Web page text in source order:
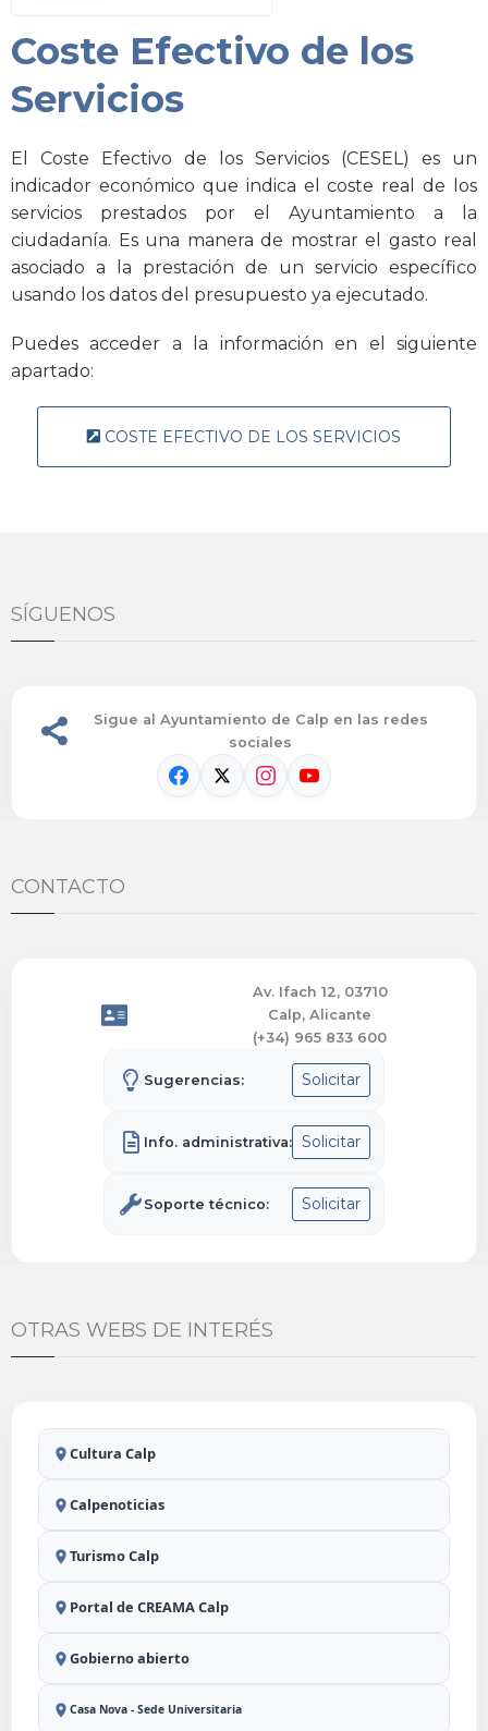
Coste Efectivo de los
Servicios
El Coste Efectivo de los Servicios (CESEL) es un
indicador económico que indica el coste real de los
servicios prestados por el Ayuntamiento a la
ciudadanía. Es una manera de mostrar el gasto real
asociado a la prestación de un servicio específico
usando los datos del presupuesto ya ejecutado.
Puedes acceder a la información en el siguiente
apartado:
COSTE EFECTIVO DE LOS SERVICIOS
SÍGUENOS
Sigue al Ayuntamiento de Calp en las redes
sociales
CONTACTO
Av. Ifach 12, 03710
Calp, Alicante
(+34) 965 833 600
Sugerencias: Solicitar
Info. administrativa: Solicitar
Soporte técnico: Solicitar
OTRAS WEBS DE INTERÉS
Cultura Calp
Calpenoticias
Turismo Calp
Portal de CREAMA Calp
Gobierno abierto
Casa Nova - Sede Universitaria